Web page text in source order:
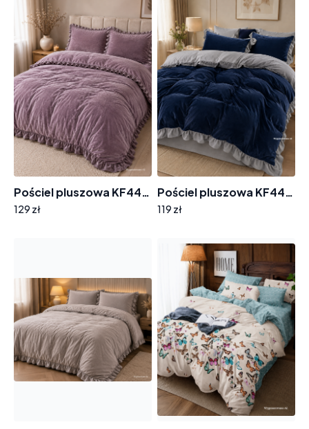
Pościel pluszowa KF441 jagoda
129 zł
Pościel pluszowa KF448 granat
119 zł